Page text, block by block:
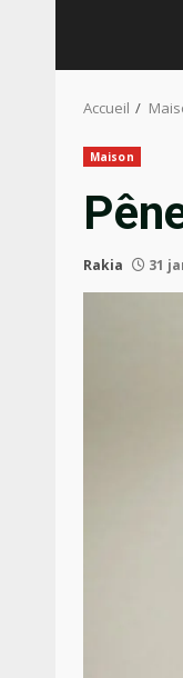
Accueil
Maison
Rakia 31